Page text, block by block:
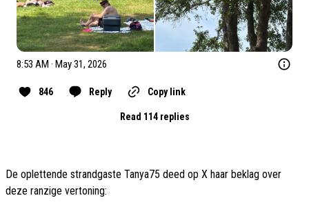
8:53 AM · May 31, 2026
846 Reply Copy link
Read 114 replies
De oplettende strandgaste Tanya75 deed op X haar beklag over
deze ranzige vertoning: